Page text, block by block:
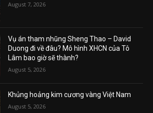
August 7, 2026
Vụ án tham nhũng Sheng Thao – David
Duong đi về đâu? Mô hình XHCN của Tô
Lâm bao giờ sẽ thành?
August 5, 2026
Khủng hoảng kim cương vàng Việt Nam
August 5, 2026